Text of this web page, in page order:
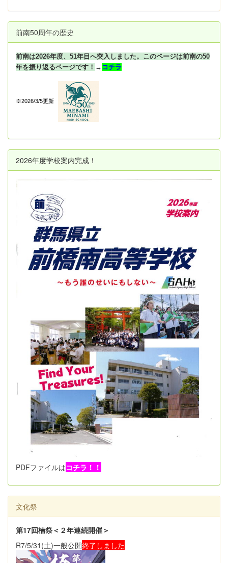
前南50周年の歴史
前南は2026年度、51年目へ突入しました。このページは前南の50
年を振り返るページです！ → コチラ
※2026/3/5更新
2026年度学校案内完成！
PDFファイルはコチラ！！
文化祭
第17回楠祭＜２年連続開催＞
R7/5/31(土)一般公開終了しました